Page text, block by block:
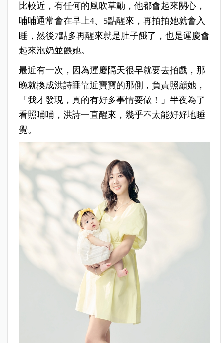
比較近，有任何的風吹草動，他都會起來關心，
哺哺通常會在早上4、5點醒來，再拍拍她就會入
睡，然後7點多再醒來就是肚子餓了，也是運慶會
起來泡奶並餵她。
最近有一次，因為運慶隔天很早就要去拍戲，那
晚就換成洪詩睡靠近寶寶的那側，負責照顧她，
「我才發現，真的有好多事情要做！」半夜為了
看照哺哺，洪詩一直醒來，幾乎不太能好好地睡
覺。